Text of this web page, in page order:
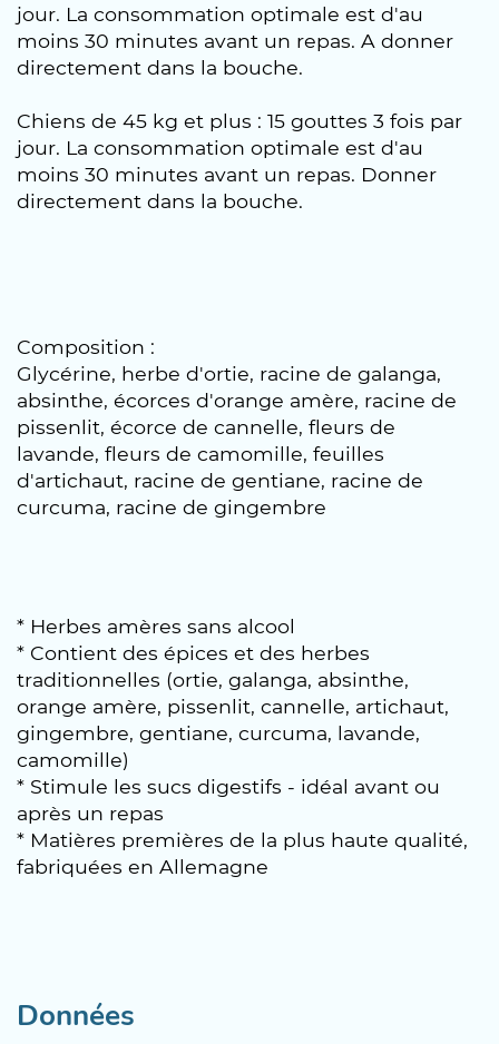
jour. La consommation optimale est d'au
moins 30 minutes avant un repas. A donner
directement dans la bouche.
Chiens de 45 kg et plus : 15 gouttes 3 fois par
jour. La consommation optimale est d'au
moins 30 minutes avant un repas. Donner
directement dans la bouche.
Composition :
Glycérine, herbe d'ortie, racine de galanga,
absinthe, écorces d'orange amère, racine de
pissenlit, écorce de cannelle, fleurs de
lavande, fleurs de camomille, feuilles
d'artichaut, racine de gentiane, racine de
curcuma, racine de gingembre
* Herbes amères sans alcool
* Contient des épices et des herbes
traditionnelles (ortie, galanga, absinthe,
orange amère, pissenlit, cannelle, artichaut,
gingembre, gentiane, curcuma, lavande,
camomille)
* Stimule les sucs digestifs - idéal avant ou
après un repas
* Matières premières de la plus haute qualité,
fabriquées en Allemagne
Données